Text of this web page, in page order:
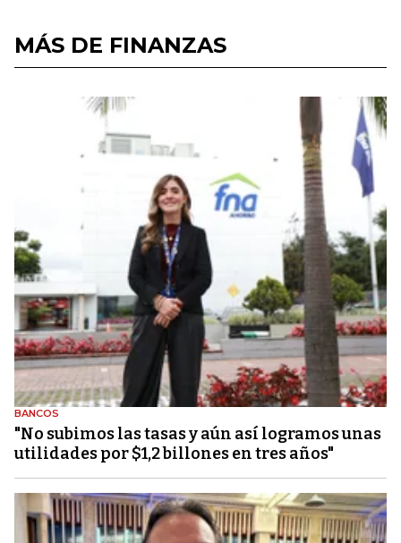
MÁS DE FINANZAS
BANCOS
"No subimos las tasas y aún así logramos unas
utilidades por $1,2 billones en tres años"